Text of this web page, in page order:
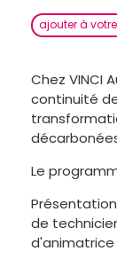
ajouter à
Chez VINCI
continuité
Le
de